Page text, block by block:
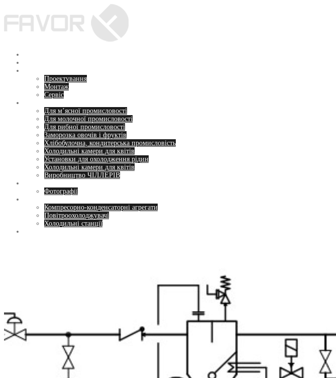
до
вмісту
Проектування
Монтаж
Сервіс
Для м’ясної промисловості
Для молочної промисловості
Для рибної промисловості
Заморозка овочів і фруктів
Хлібобулочна, кондитерська промисловість
Холодильні камери для квітів
Установки для охолодження рідин
Холодильні камери для квітів
Виробництво ЧІЛЛЕРІВ
Фотографії
Компресорно-конденсаторні агрегати
Повітроохолоджувачі
Холодильні станції